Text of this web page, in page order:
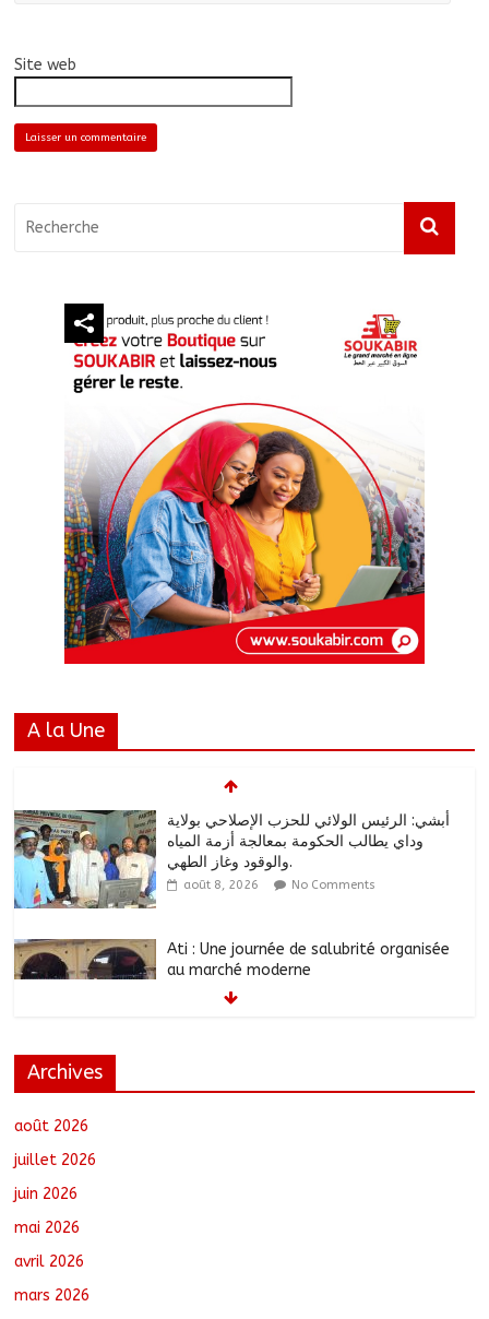
Site web
A la Une
أبشي: الرئيس الولائي للحزب الإصلاحي بولاية
وداي يطالب الحكومة بمعالجة أزمة المياه
والوقود وغاز الطهي.
août 8, 2026 No Comments
Ati : Une journée de salubrité organisée
au marché moderne
août 8, 2026
réhabilitation pour améliorer la
Archives
août 2026
juillet 2026
juin 2026
mai 2026
avril 2026
mars 2026